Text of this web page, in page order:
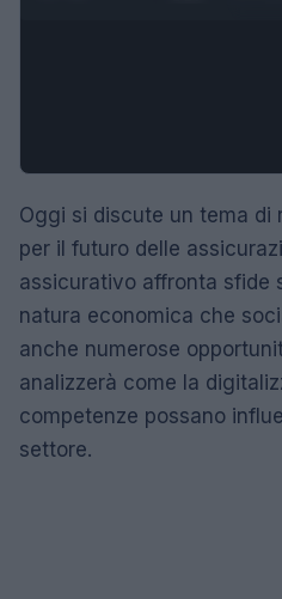
Oggi si discute un tema di
per il futuro delle
assicurativo affronta sfide
natura economica che
anche numerose
analizzerà come la
competenze possano
settore.